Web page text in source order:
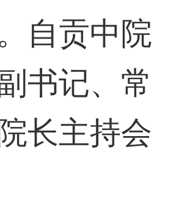
自贡中院
书记、常
长主持会